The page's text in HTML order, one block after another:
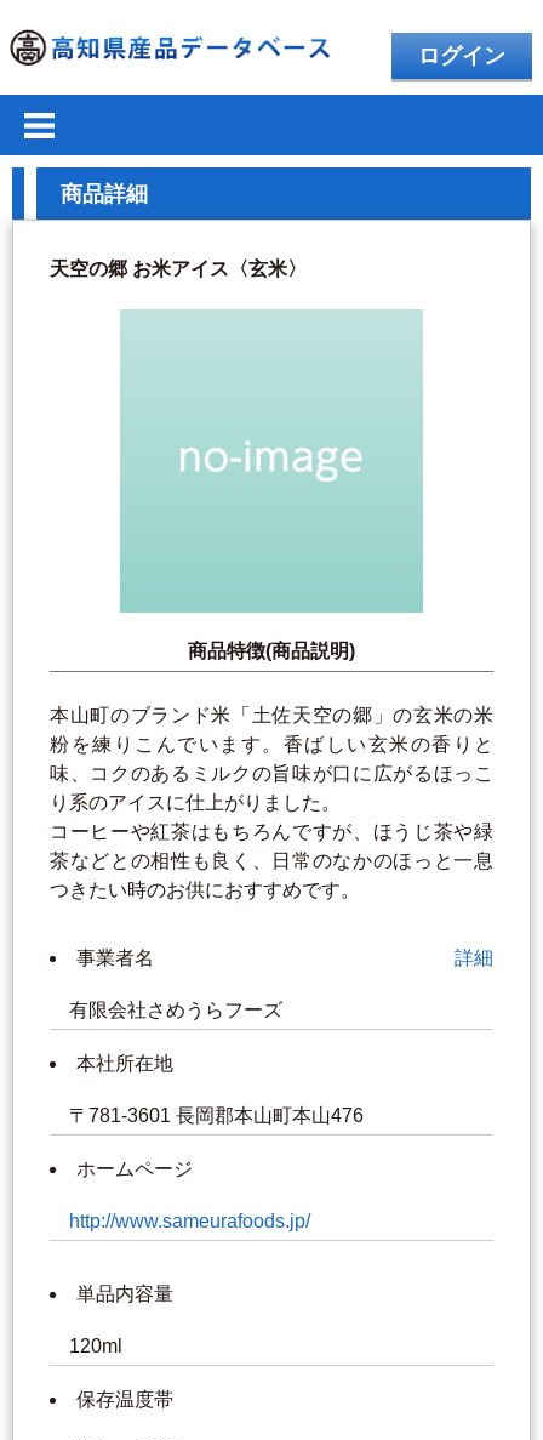
ログイン
商品詳細
天空の郷 お米アイス〈玄米〉
商品特徴(商品説明)
本山町のブランド米「土佐天空の郷」の玄米の米
粉を練りこんでいます。香ばしい玄米の香りと
味、コクのあるミルクの旨味が口に広がるほっこ
り系のアイスに仕上がりました。
コーヒーや紅茶はもちろんですが、ほうじ茶や緑
茶などとの相性も良く、日常のなかのほっと一息
つきたい時のお供におすすめです。
事業者名 詳細
有限会社さめうらフーズ
本社所在地
〒781-3601 長岡郡本山町本山476
ホームページ
http://www.sameurafoods.jp/
単品内容量
120ml
保存温度帯